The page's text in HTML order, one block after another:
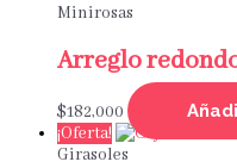
Minirosas
Arreglo
$182,000
¡Oferta!
Girasoles